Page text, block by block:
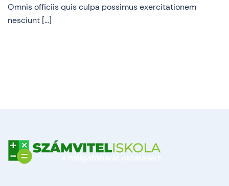
Omnis officiis quis culpa possimus exercitationem
nesciunt […]